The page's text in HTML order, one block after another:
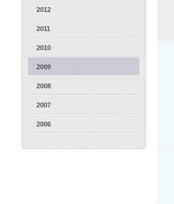
2012
2011
2010
2009
2008
2007
2006